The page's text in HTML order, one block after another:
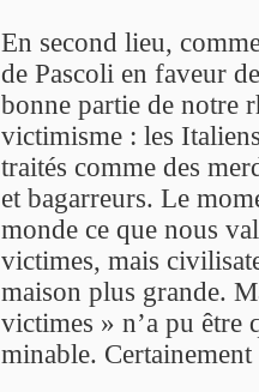
En second lieu,
de Pascoli en faveur
bonne partie de notre
victimisme : les
traités comme des
et bagarreurs. Le
monde ce que nous
victimes, mais
maison plus grande.
victimes » n’a pu être
minable. Certainement